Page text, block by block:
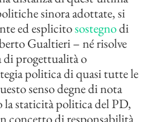
sinora adottate, si
ed esplicitosostegnodi
Gualtieri – né risolve
di progettualità o
politica di quasi tutte le
senso degne di nota
staticità politica del PD,
concetto di responsabilità